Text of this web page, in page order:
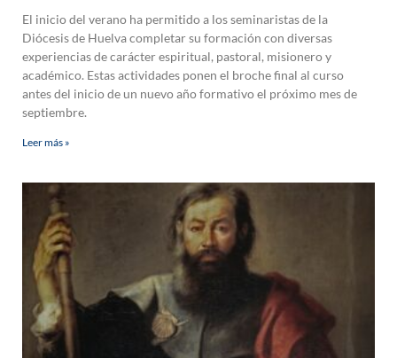
El inicio del verano ha permitido a los seminaristas de la
Diócesis de Huelva completar su formación con diversas
experiencias de carácter espiritual, pastoral, misionero y
académico. Estas actividades ponen el broche final al curso
antes del inicio de un nuevo año formativo el próximo mes de
septiembre.
Leer más »